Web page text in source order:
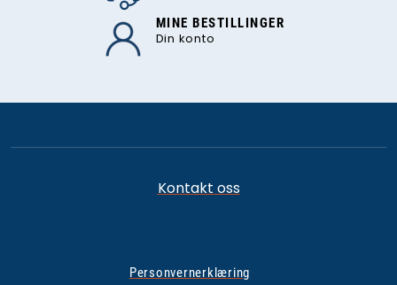
MINE BESTILLINGER
Din konto
Kontakt oss
Personvernerklæring